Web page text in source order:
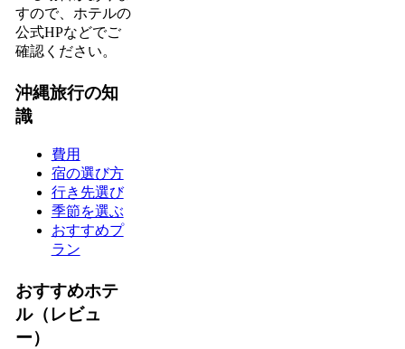
すので、ホテルの
公式HPなどでご
確認ください。
沖縄旅行の知
識
費用
宿の選び方
行き先選び
季節を選ぶ
おすすめプ
ラン
おすすめホテ
ル（レビュ
ー）